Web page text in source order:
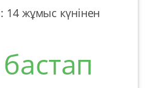
: 14 жұмыс күнінен